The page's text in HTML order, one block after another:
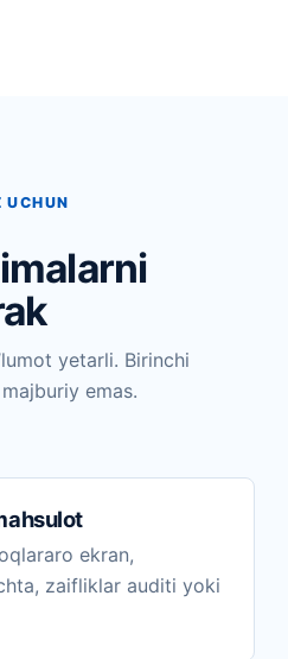
yetarli. Birinchi
emas.
ekran,
zaifliklar auditi yoki